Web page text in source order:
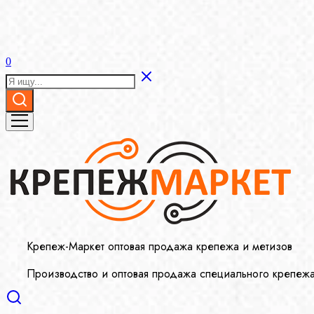
0
Крепеж-Маркет оптовая продажа крепежа и метизов
Производство и оптовая продажа специального